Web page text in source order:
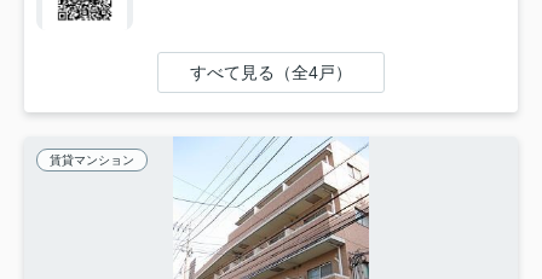
すべて見る（全4戸）
賃貸マンション